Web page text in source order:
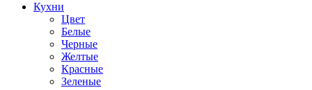
Кухни
Цвет
Белые
Черные
Желтые
Красные
Зеленые